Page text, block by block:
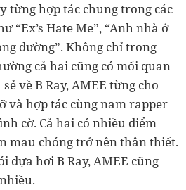
từng hợp tác chung trong các
“Ex’s Hate Me”, “Anh nhà ở
đường”. Không chỉ trong
cả hai cũng có mối quan
về B Ray, AMEE từng cho
và hợp tác cùng nam rapper
cờ. Cả hai có nhiều điểm
mau chóng trở nên thân thiết.
dựa hơi B Ray, AMEE cũng